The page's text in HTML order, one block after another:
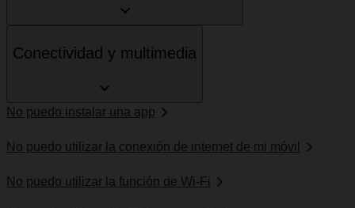
Conectividad y multimedia
No puedo instalar una app
No puedo utilizar la conexión de internet de mi móvil
No puedo utilizar la función de Wi-Fi